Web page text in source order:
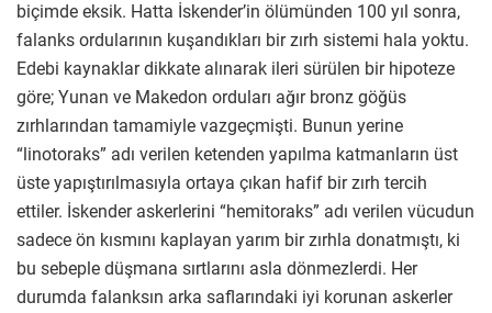
biçimde eksik. Hatta İskender’in ölümünden 100 yıl sonra,
falanks ordularının kuşandıkları bir zırh sistemi hala yoktu.
Edebi kaynaklar dikkate alınarak ileri sürülen bir hipoteze
göre; Yunan ve Makedon orduları ağır bronz göğüs
zırhlarından tamamiyle vazgeçmişti. Bunun yerine
“linotoraks” adı verilen ketenden yapılma katmanların üst
üste yapıştırılmasıyla ortaya çıkan hafif bir zırh tercih
ettiler. İskender askerlerini “hemitoraks” adı verilen vücudun
sadece ön kısmını kaplayan yarım bir zırhla donatmıştı, ki
bu sebeple düşmana sırtlarını asla dönmezlerdi. Her
durumda falanksın arka saflarındaki iyi korunan askerler